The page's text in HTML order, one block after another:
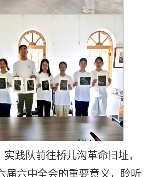
实践队前往桥儿沟革命旧址，
届六中全会的重要意义，聆听